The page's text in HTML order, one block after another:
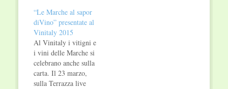
“Le Marche al sapor
diVino” presentate al
Vinitaly 2015
Al Vinitaly i vitigni e
i vini delle Marche si
celebrano anche sulla
carta. Il 23 marzo,
sulla Terrazza live